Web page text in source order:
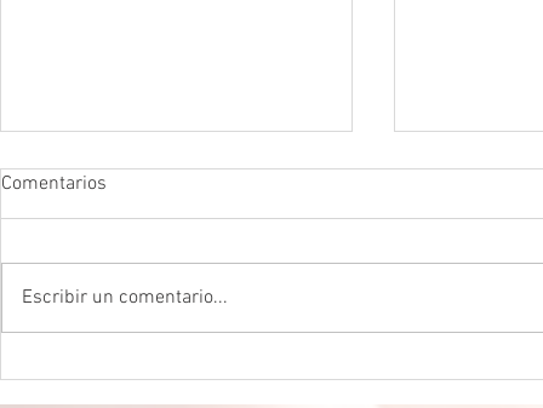
Comentarios
Escribir un comentario...